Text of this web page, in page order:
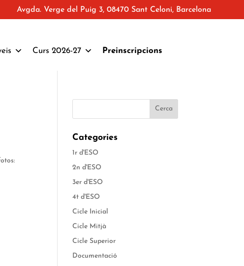
Avgda. Verge del Puig 3, 08470 Sant Celoni, Barcelona
Curs 2026-27 Preinscripcions
Categories
1r d'ESO
2n d'ESO
3er d'ESO
4t d'ESO
Cicle Inicial
Cicle Mitjà
Cicle Superior
Documentació